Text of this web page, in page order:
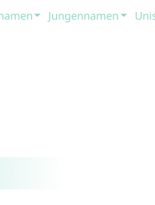
Jungennamen